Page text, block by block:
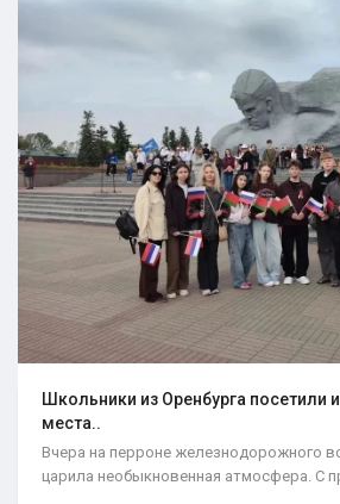
Школьники из Оренбурга посетили
места..
Вчера на перроне железнодорожного
царила необыкновенная атмосфера. С